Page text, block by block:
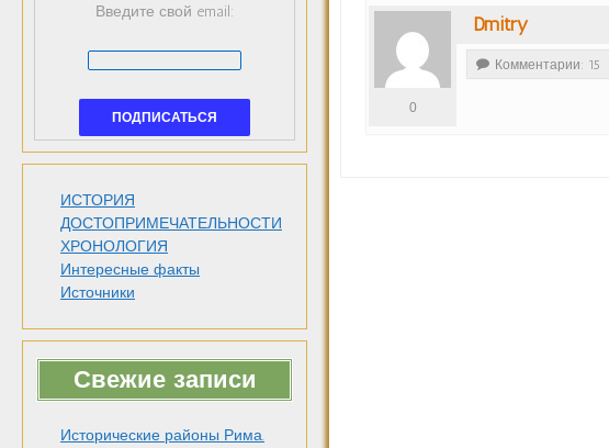
Введите свой email:
ИСТОРИЯ
ДОСТОПРИМЕЧАТЕЛЬНОСТИ
ХРОНОЛОГИЯ
Интересные факты
Источники
Свежие записи
Исторические районы Рима.
Dmitry
0
Комментарии: 15